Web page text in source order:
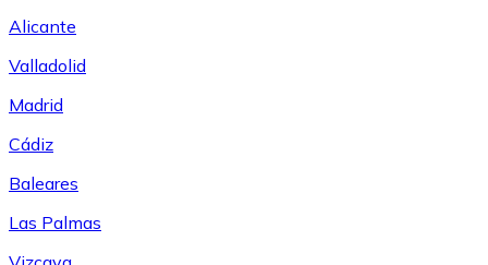
Alicante
Valladolid
Madrid
Cádiz
Baleares
Las Palmas